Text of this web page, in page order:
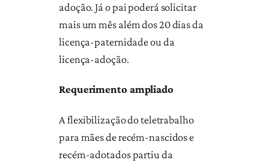
adoção. Já o pai poderá solicitar
mais um mês além dos 20 dias da
licença-paternidade ou da
licença-adoção.
Requerimento ampliado
A flexibilização do teletrabalho
para mães de recém-nascidos e
recém-adotados partiu da